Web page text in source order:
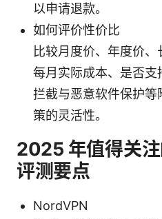
以申请退款。
如何评价性价比
比较月度价、年度价
每月实际成本、是否
拦截与恶意软件保护
策的灵活性。
2025 年值得关
评测要点
NordVPN